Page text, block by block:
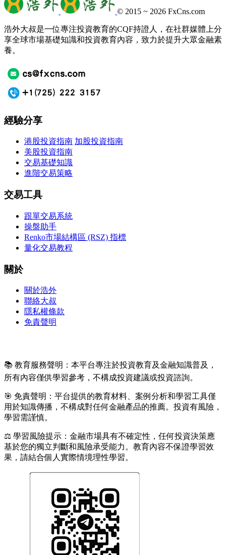
© 2015 ~ 2026FxCns.com
浩外大叔是一位專注投資教育的CQF持證人，在社群媒體上分
享全球市場基礎知識和投資教育內容，致力於提升大眾金融素
養。
經驗分享
港股投資指南 加股投資指南
美股投資指南
交易基礎知識
進階交易策略
交易工具
跟單交易系統
操盤助手
Renko市場結構區 (RSZ) 指標
量化交易教程
關於
關於浩外
聯絡大叔
隱私權條款
免責聲明
📚 教育服務聲明：本平台專注於投資教育及金融知識普及，
所有內容僅供學習參考，不構成投資建議或投資諮詢。
🎯 免責聲明：平台提供的教育材料、案例分析和學習工具僅
用於知識傳播，不構成對任何金融產品的推薦。投資有風險，
學習需謹慎。
⚖️ 學習風險提示：金融市場具有不確定性，任何投資決策應
基於您的獨立判斷和風險承受能力。教育內容不保證學習效
果，請結合個人實際情境理性學習。